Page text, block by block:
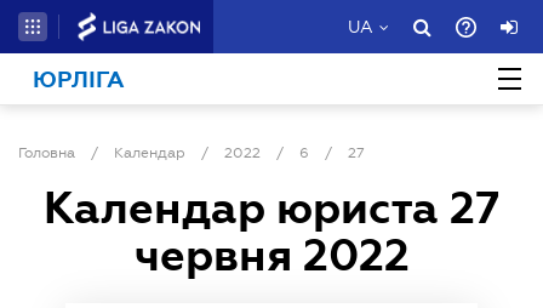
UA
ЮРЛІГА
Головна / Календар / 2022 / 6 / 27
Календар юриста 27
червня 2022